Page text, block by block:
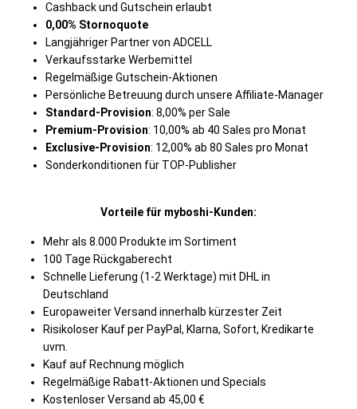
Cashback und Gutschein erlaubt
0,00% Stornoquote
Langjähriger Partner von ADCELL
Verkaufsstarke Werbemittel
Regelmäßige Gutschein-Aktionen
Persönliche Betreuung durch unsere Affiliate-Manager
Standard-Provision: 8,00% per Sale
Premium-Provision: 10,00% ab 40 Sales pro Monat
Exclusive-Provision: 12,00% ab 80 Sales pro Monat
Sonderkonditionen für TOP-Publisher
Vorteile für myboshi-Kunden:
Mehr als 8.000 Produkte im Sortiment
100 Tage Rückgaberecht
Schnelle Lieferung (1-2 Werktage) mit DHL in
Deutschland
Europaweiter Versand innerhalb kürzester Zeit
Risikoloser Kauf per PayPal, Klarna, Sofort, Kredikarte
uvm.
Kauf auf Rechnung möglich
Regelmäßige Rabatt-Aktionen und Specials
Kostenloser Versand ab 45,00 €